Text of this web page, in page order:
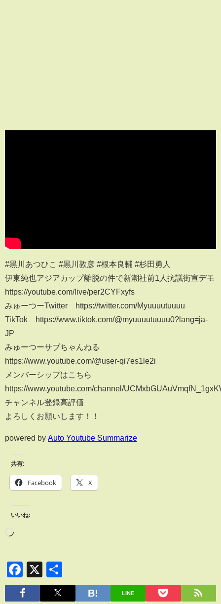
#黒川あつひこ #黒川敦彦 #根本良輔 #杉田勇人
伊東純也アジアカップ離脱の件で新潮社前1人抗議街宣デモ
https://youtube.com/live/per2CYFxyfs
みゅーつーTwitter https://twitter.com/Myuuuutuuuu
TikTok https://www.tiktok.com/@myuuuutuuuu0?lang=ja-
JP
みゅーつーサブちゃんねる
https://www.youtube.com/@user-qi7es1le2i
メンバーシップはこちら
https://www.youtube.com/channel/
チャンネル登録高評価
よろしくお願いします！！
powered by Auto Youtube Summarize
共有:
Facebook X
いいね:
Facebook
X
有
LINE